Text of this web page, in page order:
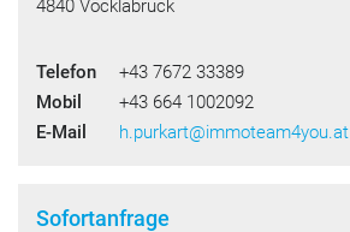
4840 Vöcklabruck
Telefon
+43 7672 33389
Mobil
+43 664 1002092
E-Mail
h.purkart@immoteam4you.at
Sofortanfrage